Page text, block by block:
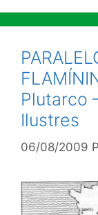
Plutarco
Ilustres
06/08/2009